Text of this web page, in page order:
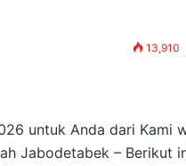
13,910
untuk Anda dari Kami
Jabodetabek – Berikut